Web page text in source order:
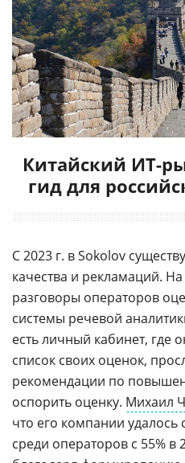
Китайский ИТ-
гид для
С 2023 г. в Sokolov
качества и рекламаций.
разговоры операторов
системы речевой
есть личный кабинет, где
список своих оценок,
рекомендации по
оспорить оценку. Михаил
что его компании удалось
среди операторов с 55% в